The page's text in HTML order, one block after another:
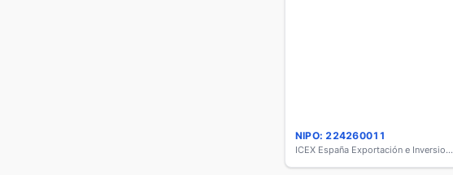
NIPO: 224260011
ICEX España Exportación e Inversiones